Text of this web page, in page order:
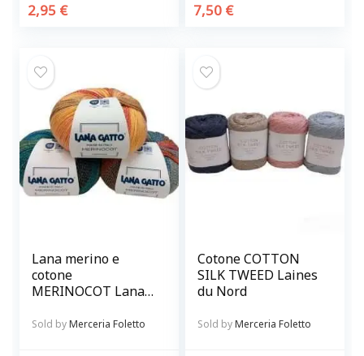
2,95 € 7,50 €
Lana merino e
cotone
MERINOCOT Lana
Sold byMerceria Foletto
Cotone COTTON
SILK TWEED Laines
du Nord
Sold byMerceria Foletto